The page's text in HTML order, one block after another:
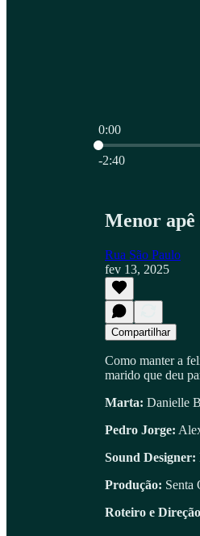
0:00
Hora atual: 0:00 /
-2:40
Menor apê
Rua São Paulo
fev 13, 2025
Compartilhar
Como manter a
marido que deu
Marta: Danielle
Pedro Jorge:
Sound Designer:
Produção: Senta
Roteiro e